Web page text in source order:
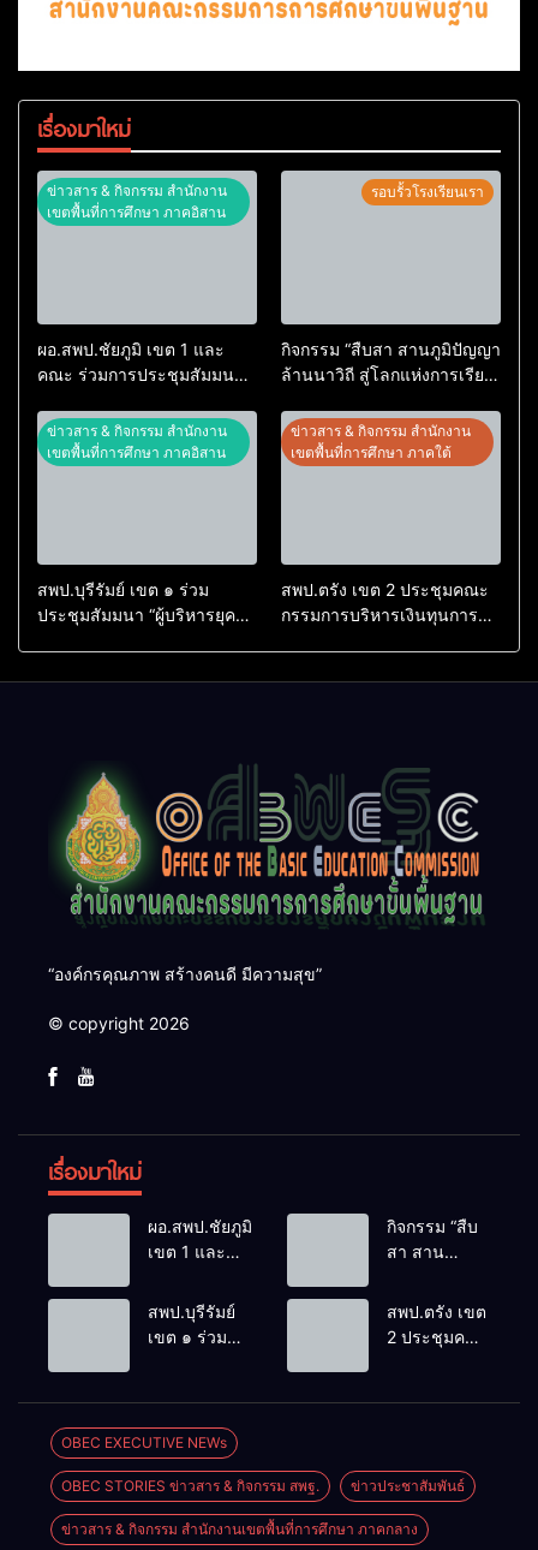
เรื่องมาใหม่
ข่าวสาร & กิจกรรม สำนักงาน
เขตพื้นที่การศึกษา ภาคอิสาน
ผอ.สพป.ชัยภูมิ เขต 1 และ
คณะ ร่วมการประชุมสัมมนา
นำการศึกษาไทยสู่อนาคต”
ประจำเขตตรวจราชการที่ 13
รอบรั้วโรงเรียนเรา
กิจกรรม “สืบสา สานภูมิปัญญา
ล้านนาวิถี สู่โลกแห่งการเรียน
ประจำปีการศึกษา 2569
ข่าวสาร & กิจกรรม สำนักงาน
เขตพื้นที่การศึกษา ภาคอิสาน
สพป.บุรีรัมย์ เขต ๑ ร่วม
ประชุมสัมมนา “ผู้บริหารยุค
ข่าวสาร & กิจกรรม สำนักงาน
เขตพื้นที่การศึกษา ภาคใต้
สพป.ตรัง เขต 2 ประชุมคณะ
กรรมการบริหารเงินทุนการ
“องค์กรคุณภาพ สร้างคนดี มีความสุข”
© copyright 2026
เรื่องมาใหม่
ผอ.สพป.ชัยภูมิ
เขต 1 และ
ประชุม
สัมมนาทาง
นำการศึกษา
ไทยสู่อนาคต”
ประจำเขต
ตรวจราชการ
ที่ 13
กิจกรรม “สืบ
สา สาน
ล้านนาวิถี สู่
โลกแห่งการ
เรียนรู้”
สันพระเนตร
สพป.บุรีรัมย์
เขต ๑ ร่วม
นำการศึกษา
ไทยสู่อนาคต”
เขตตรวจ
ราชการที่ ๑๓
สพป.ตรัง เขต
2 ประชุมคณะ
2569
OBEC EXECUTIVE NEWs
OBEC STORIES ข่าวสาร & กิจกรรม สพฐ. ข่าวประชาสัมพันธ์
ข่าวสาร & กิจกรรม สำนักงานเขตพื้นที่การศึกษา ภาคกลาง